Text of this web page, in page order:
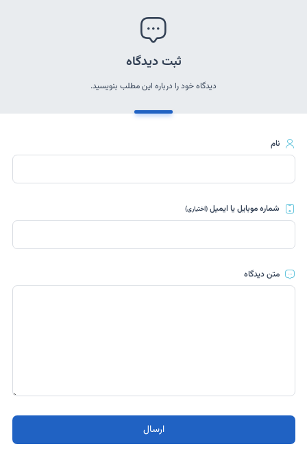
ثبت دیدگاه
دیدگاه خود را درباره این مطلب بنویسید.
نام
شماره موبایل یا ایمیل(اختیاری)
متن دیدگاه
ارسال